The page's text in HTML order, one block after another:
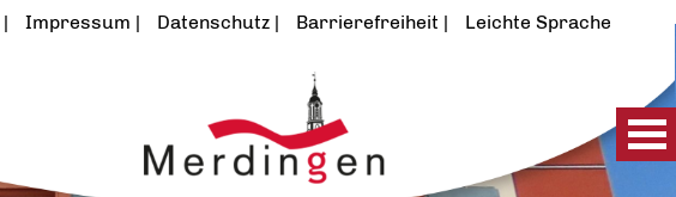
Impressum Datenschutz Barrierefreiheit Leichte Sprache